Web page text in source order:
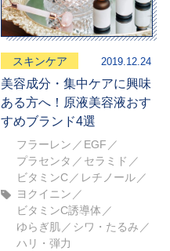
スキンケア 2019.12.24
美容成分・集中ケアに興味
ある方へ！原液美容液おす
すめブランド4選
フラーレン
EGF
プラセンタ
セラミド
ビタミンC
レチノール
ヨクイニン
ビタミンC誘導体
ゆらぎ肌
シワ・たるみ
ハリ・弾力